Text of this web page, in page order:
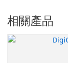
相關產品